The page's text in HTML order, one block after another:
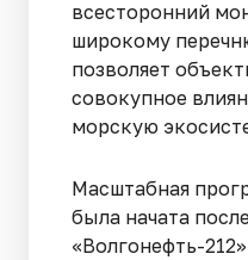
всесторонний
широкому
позволяет
совокупное
морскую
Масштабная
была начата
«Волгонефть-